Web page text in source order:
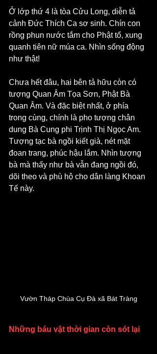
Ở lớp thứ 4 là tòa Cửu Long, diễn tả
cảnh Đức Thích Ca sơ sinh. Chín con
rồng phun nước tắm cho Phật tổ, xung
quanh tiên nữ múa ca. Nhìn sống động
như thật!
Chưa hết đâu, hai bên tả hữu còn có
tượng Quan Âm Tọa Sơn, Phật Bà
Quan Âm. Và đặc biệt nhất, ở phía
trong cùng, chính là pho tượng chân
dung Bà Cung phi Trịnh Thị Ngọc Am.
Tượng tạc bà ngồi kiết già, nét mặt
đoan trang, phúc hậu lắm. Nhìn tượng
bà mà thấy như bà vẫn đang ngồi đó,
dõi theo và phù hộ cho dân làng Khoan
Tế này.
Vườn Tháp Chùa Cụ Đà xã Bát Tràng
Những báu vật thời gian còn sót lại